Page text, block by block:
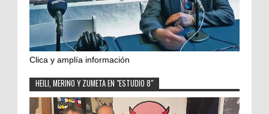
Clica y amplía información
HEILI, MERINO Y ZUMETA EN "ESTUDIO 8"